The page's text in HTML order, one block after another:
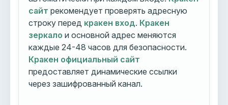
сайт рекомендует проверять адресную
строку перед кракен вход. Кракен
зеркало и основной адрес меняются
каждые 24-48 часов для безопасности.
Кракен официальный сайт
предоставляет динамические ссылки
через зашифрованный канал.